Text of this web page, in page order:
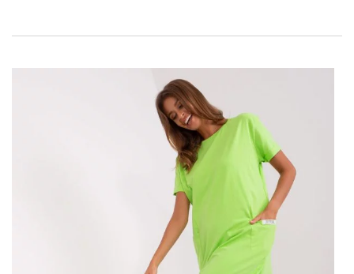
przykład jeansy, a po sukienki sięga wyłącznie od święta,
wcale nie musi tak być. Warto to zmienić, bo sukienki to
najbardziej kobiecy element garderoby! Wspaniale
prezentują się noszone codziennie – do pracy, na zajęcia
czy po prostu nawet na zakupy. Mężczyźni także
uwielbiają kobiety w sukienkach. W takim ubraniu każda
dziewczyna wygląda niezwykle uroczo. Kobiecość to
nasza broń, którą warto pokazywać światu – zachęcamy
więc do tego, by sukienki zagościły w Waszych
stylizacjach, nie tylko tych eleganckich. Nie jest potrzebny
wielki bal, by ubrać się modnie i kobieco. Dziś chcemy